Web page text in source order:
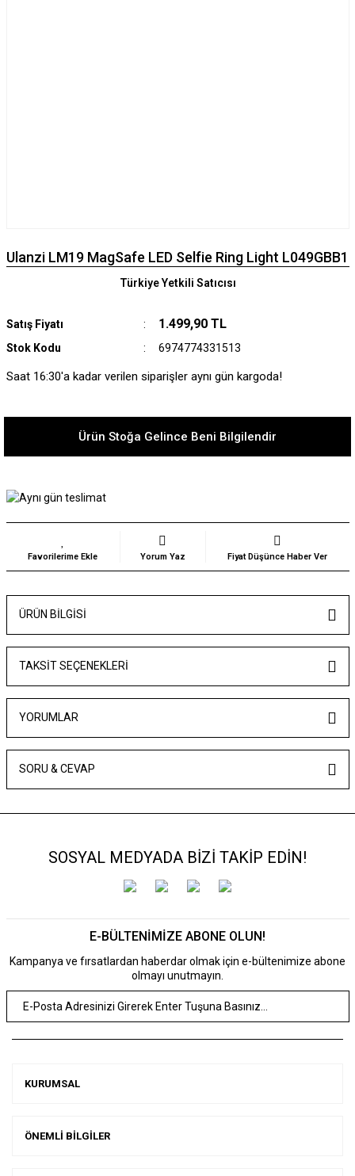
Ulanzi LM19 MagSafe LED Selfie Ring Light L049GBB1
Satış Fiyatı 1.499,90 TL
Stok Kodu 6974774331513
Türkiye Yetkili Satıcısı
Saat 16:30'a kadar verilen siparişler aynı gün kargoda!
Ürün Stoğa Gelince Beni Bilgilendir
Yorum Yaz Fiyat Düşünce Haber Ver
ÜRÜN BILGISI
TAKSIT SEÇENEKLERI
YORUMLAR
SORU & CEVAP
SOSYAL MEDYADA BİZİ TAKİP EDİN!
E-BÜLTENİMİZE ABONE OLUN!
Kampanya ve fırsatlardan haberdar olmak için e-bültenimize abone
olmayı unutmayın.
KURUMSAL
ÖNEMLİ BİLGİLER